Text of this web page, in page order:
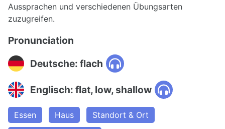
Aussprachen und verschiedenen Übungsarten
zuzugreifen.
Pronunciation
Deutsche: flach
Englisch: flat, low, shallow
Essen Haus
Standort & Ort